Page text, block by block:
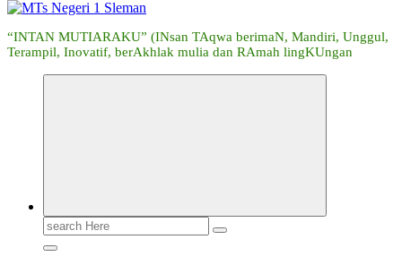
“INTAN MUTIARAKU” (INsan TAqwa berimaN, Mandiri, Unggul,
Terampil, Inovatif, berAkhlak mulia dan RAmah lingKUngan
Search
for: